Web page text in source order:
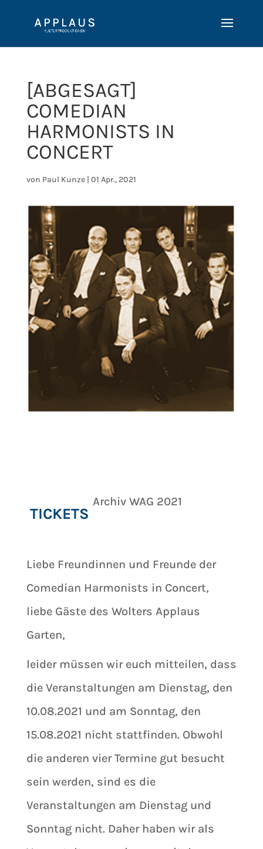
[ABGESAGT]
COMEDIAN
HARMONISTS IN
CONCERT
von Paul Kunze| 01 Apr., 2021
TICKETS
Archiv WAG 2021
Liebe Freundinnen und Freunde der
Comedian Harmonists in Concert,
liebe Gäste des Wolters Applaus
Garten,
leider müssen wir euch mitteilen, dass
die Veranstaltungen am Dienstag, den
10.08.2021 und am Sonntag, den
15.08.2021 nicht stattfinden. Obwohl
die anderen vier Termine gut besucht
sein werden, sind es die
Veranstaltungen am Dienstag und
Sonntag nicht. Daher haben wir als